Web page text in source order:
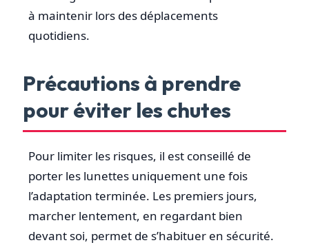
à maintenir lors des déplacements
quotidiens.
Précautions à prendre
pour éviter les chutes
Pour limiter les risques, il est conseillé de
porter les lunettes uniquement une fois
l’adaptation terminée. Les premiers jours,
marcher lentement, en regardant bien
devant soi, permet de s’habituer en sécurité.